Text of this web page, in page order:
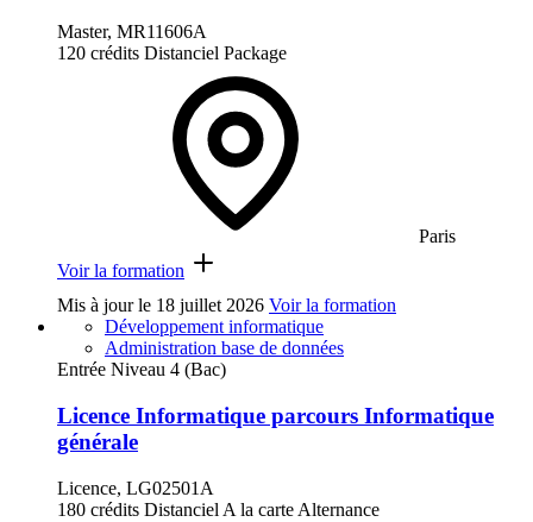
Master, MR11606A
120 crédits Distanciel Package
Paris
Voir la formation
Mis à jour le 18 juillet 2026 Voir la formation
Développement informatique
Administration base de données
Entrée Niveau 4 (Bac)
Licence Informatique parcours Informatique
générale
Licence, LG02501A
180 crédits Distanciel A la carte Alternance